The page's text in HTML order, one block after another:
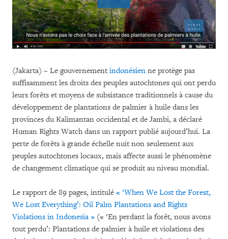
(Jakarta) – Le gouvernement indonésien ne protège pas
suffisamment les droits des peuples autochtones qui ont perdu
leurs forêts et moyens de subsistance traditionnels à cause du
développement de plantations de palmier à huile dans les
provinces du Kalimantan occidental et de Jambi, a déclaré
Human Rights Watch dans un rapport publié aujourd’hui. La
perte de forêts à grande échelle nuit non seulement aux
peuples autochtones locaux, mais affecte aussi le phénomène
de changement climatique qui se produit au niveau mondial.
Le rapport de 89 pages, intitulé « ‘When We Lost the Forest,
We Lost Everything’: Oil Palm Plantations and Rights
Violations in Indonesia » (« ‘En perdant la forêt, nous avons
tout perdu’: Plantations de palmier à huile et violations des